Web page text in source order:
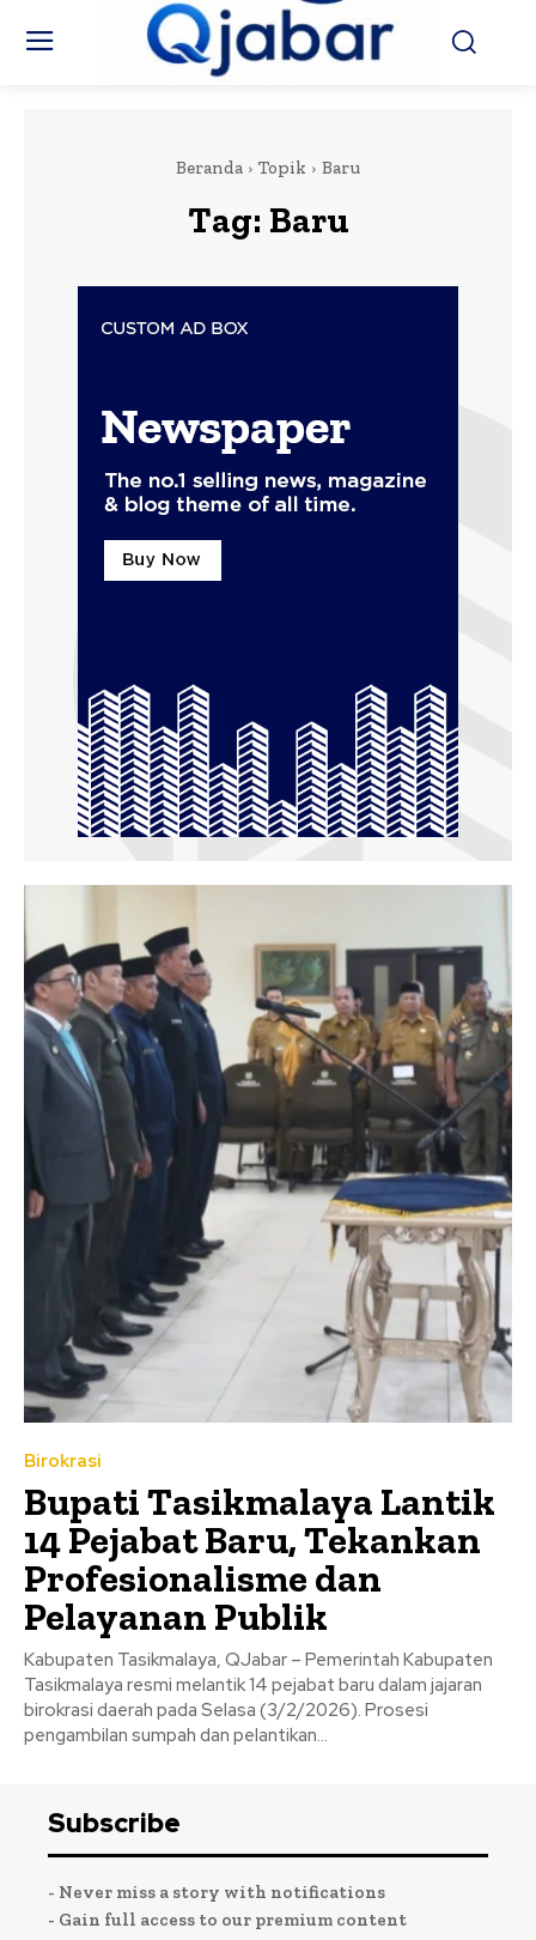
Beranda Topik Baru
Tag: Baru
Birokrasi
Bupati Tasikmalaya Lantik
14 Pejabat Baru, Tekankan
Profesionalisme dan
Pelayanan Publik
Kabupaten Tasikmalaya, QJabar – Pemerintah Kabupaten
Tasikmalaya resmi melantik 14 pejabat baru dalam jajaran
birokrasi daerah pada Selasa (3/2/2026). Prosesi
pengambilan sumpah dan pelantikan...
Subscribe
- Never miss a story with notifications
- Gain full access to our premium content